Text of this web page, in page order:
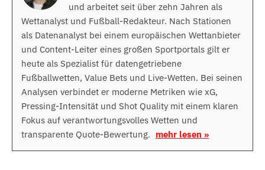
und arbeitet seit über zehn Jahren als
Wettanalyst und Fußball-Redakteur. Nach Stationen
als Datenanalyst bei einem europäischen Wettanbieter
und Content-Leiter eines großen Sportportals gilt er
heute als Spezialist für datengetriebene
Fußballwetten, Value Bets und Live-Wetten. Bei seinen
Analysen verbindet er moderne Metriken wie xG,
Pressing-Intensität und Shot Quality mit einem klaren
Fokus auf verantwortungsvolles Wetten und
transparente Quote-Bewertung. mehr lesen »